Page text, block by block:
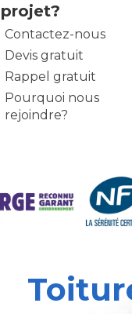
projet?
Contactez-nous
Devis gratuit
Rappel gratuit
Pourquoi nous
rejoindre?